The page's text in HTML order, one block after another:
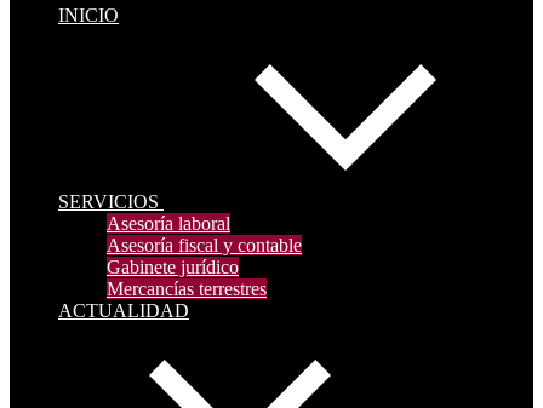
INICIO
SERVICIOS
Asesoría laboral
Asesoría fiscal y contable
Gabinete jurídico
Mercancías terrestres
ACTUALIDAD